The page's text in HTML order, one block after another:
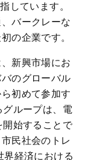
しています。
バークレーな
の企業です。
、新興市場にお
のグローバル
初めて参加す
ループは、電
開始することで
民社会のトレ
界経済における